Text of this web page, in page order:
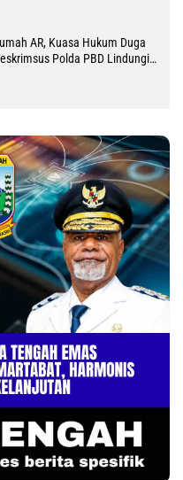
AR, Kuasa Hukum Duga
Polda PBD Lindungi